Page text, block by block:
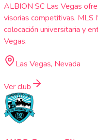
ALBION SC Las Vegas
visorias competitivas, MLS
colocación universitaria y
Vegas.
Las Vegas, Nevada
Ver club